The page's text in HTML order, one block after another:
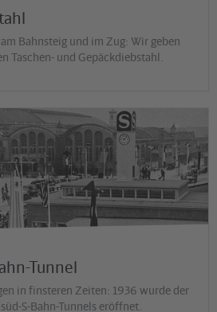
Bahnsteig und im Zug: Wir geben
Taschen- und Gepäckdiebstahl.
Tunnel
in finsteren Zeiten: 1936 wurde der
S-Bahn-Tunnels eröffnet.